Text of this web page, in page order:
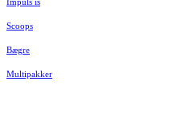
Scoops
Bægre
Multipakker